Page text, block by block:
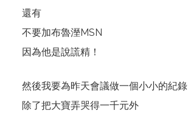
還有
不要加布魯溼MSN
因為他是說謊精！
然後我要為昨天會議做一個小小的紀錄
除了把大寶弄哭得一千元外